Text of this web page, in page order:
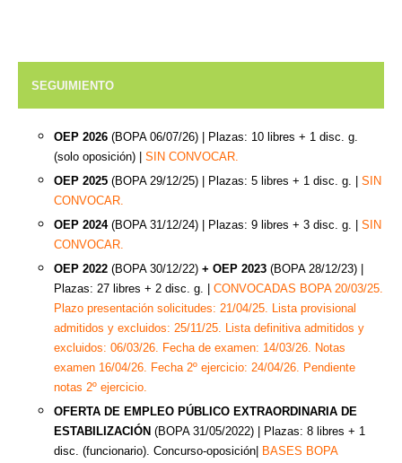
SEGUIMIENTO
OEP 2026 (BOPA 06/07/26) | Plazas: 10 libres + 1 disc. g.
(solo oposición) | SIN CONVOCAR.
OEP 2025 (BOPA 29/12/25) | Plazas: 5 libres + 1 disc. g. | SIN
CONVOCAR.
OEP 2024 (BOPA 31/12/24) | Plazas: 9 libres + 3 disc. g. | SIN
CONVOCAR.
OEP 2022 (BOPA 30/12/22) + OEP 2023 (BOPA 28/12/23)
Plazas: 27 libres + 2 disc. g. | CONVOCADAS BOPA 20/03/25.
Plazo presentación solicitudes: 21/04/25. Lista provisional
admitidos y excluidos: 25/11/25. Lista definitiva admitidos y
excluidos: 06/03/26. Fecha de examen: 14/03/26. Notas
examen 16/04/26. Fecha 2º ejercicio: 24/04/26. Pendiente
notas 2º ejercicio.
OFERTA DE EMPLEO PÚBLICO EXTRAORDINARIA DE
ESTABILIZACIÓN (BOPA 31/05/2022) |
Plazas: 8 libres + 1
disc. (funcionario). Concurso-oposición| BASES BOPA